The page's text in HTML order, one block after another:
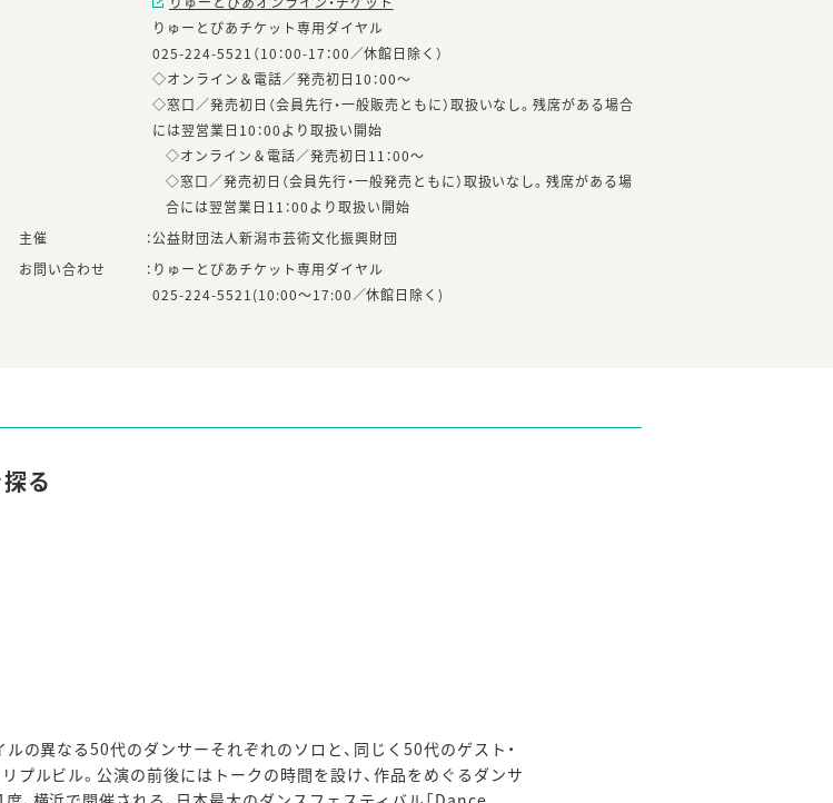
りゅーとぴあチケット専用ダイヤル
025-224-5521（10：00-17：00／休館日除く）
◇オンライン＆電話／発売初日10：00～
◇窓口／発売初日（会員先行・一般販売ともに）取扱いなし。残席がある場合
には翌営業日10：00より取扱い開始
◇オンライン＆電話／発売初日11：00～
◇窓口／発売初日（会員先行・一般発売ともに）取扱いなし。残席がある場
合には翌営業日11：00より取扱い開始
主催
：公益財団法人新潟市芸術文化振興財団
お問い合わせ
： りゅーとぴあチケット専用ダイヤル
025-224-5521(10:00～17:00／休館日除く)
る
ルの異なる50代のダンサーそれぞれのソロと、同じく50代のゲスト・
プルビル。公演の前後にはトークの時間を設け、作品をめぐるダンサ